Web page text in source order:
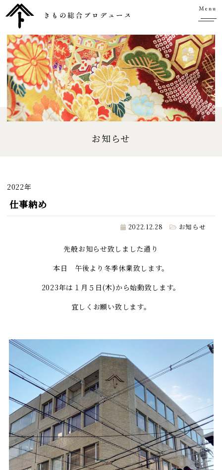
Menu
お知らせ
2022年
仕事納め
2022.12.28 お知らせ
先般お知らせ致しました通り
本日 午後より冬季休業致します。
2023年は１月５日(木)から始動致します。
宜しくお願い致します。